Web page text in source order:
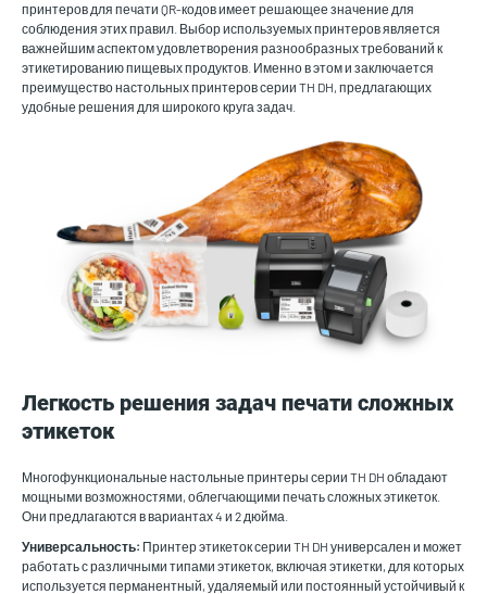
принтеров для печати QR-кодов имеет решающее значение для
соблюдения этих правил. Выбор используемых принтеров является
важнейшим аспектом удовлетворения разнообразных требований к
этикетированию пищевых продуктов. Именно в этом и заключается
преимущество настольных принтеров серии TH DH, предлагающих
удобные решения для широкого круга задач.
Легкость решения задач печати сложных
этикеток
Многофункциональные настольные принтеры серии TH DH обладают
мощными возможностями, облегчающими печать сложных этикеток.
Они предлагаются в вариантах 4 и 2 дюйма.
Универсальность: Принтер этикеток серии TH DH универсален и может
работать с различными типами этикеток, включая этикетки, для которых
используется перманентный, удаляемый или постоянный устойчивый к